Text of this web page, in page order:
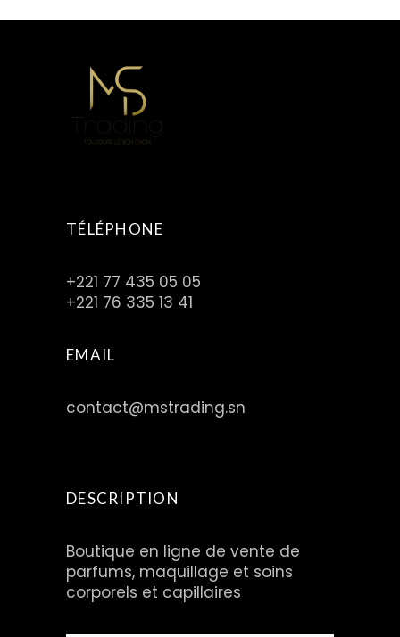
TÉLÉPHONE
+221 77 435 05 05
+221 76 335 13 41
EMAIL
contact@mstrading.sn
DESCRIPTION
Boutique en ligne de vente de
parfums, maquillage et soins
corporels et capillaires